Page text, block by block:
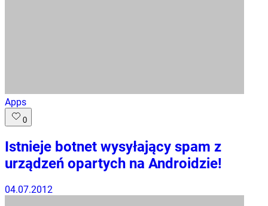
Apps
0
Istnieje botnet wysyłający spam z
urządzeń opartych na Androidzie!
04.07.2012